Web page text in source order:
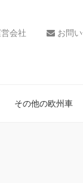
会社 お問
その他の欧州車